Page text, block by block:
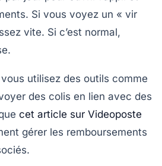
Si vous voyez un « vir
vite. Si c’est normal,
utilisez des outils comme
des colis en lien avec des
cet article sur Videoposte
gérer les remboursements